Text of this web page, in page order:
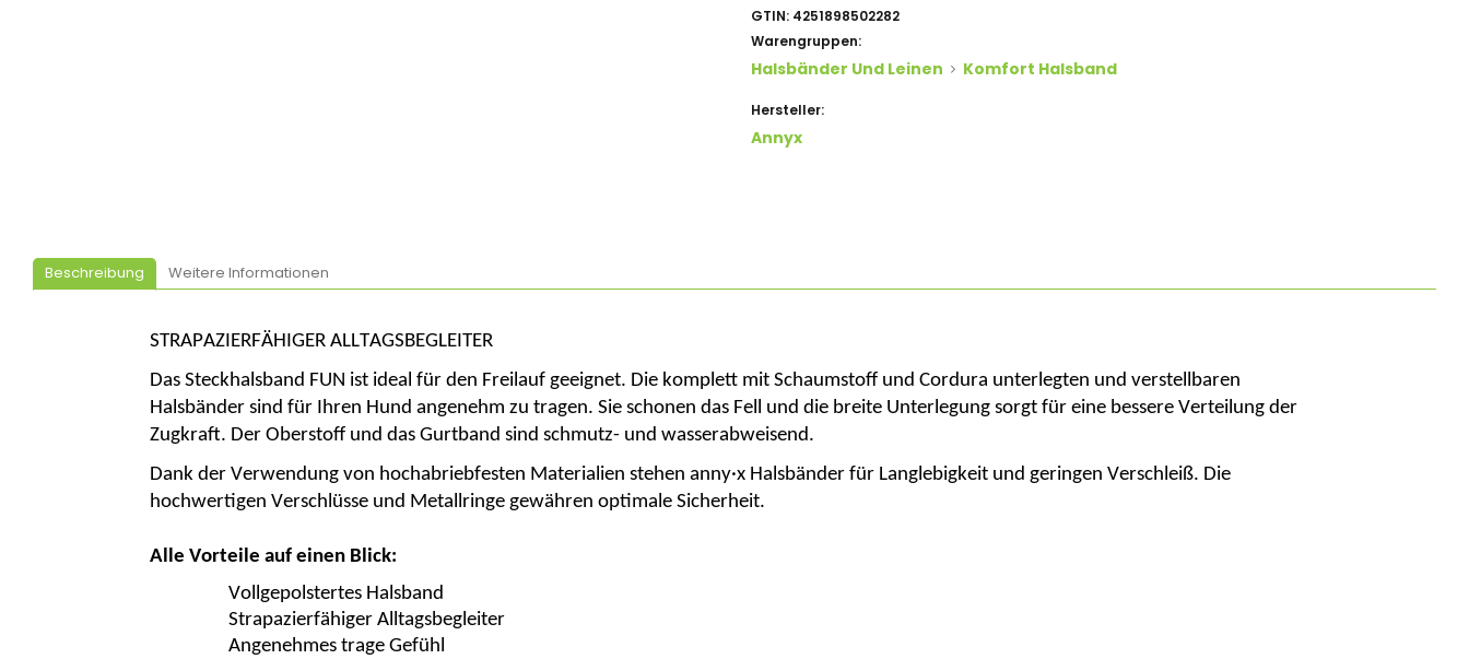
GTIN: 4251898502282
Warengruppen:
Halsbänder Und Leinen Komfort Halsband
Hersteller:
Annyx
Beschreibung Weitere Informationen
STRAPAZIERFÄHIGER ALLTAGSBEGLEITER
Das Steckhalsband FUN ist ideal für den Freilauf geeignet. Die komplett mit Schaumstoff und Cordura unterlegten und verstellbaren
Halsbänder sind für Ihren Hund angenehm zu tragen. Sie schonen das Fell und die breite Unterlegung sorgt für eine bessere Verteilung der
Zugkraft. Der Oberstoff und das Gurtband sind schmutz- und wasserabweisend.
Dank der Verwendung von hochabriebfesten Materialien stehen anny·x Halsbänder für Langlebigkeit und geringen Verschleiß. Die
hochwertigen Verschlüsse und Metallringe gewähren optimale Sicherheit.
Alle Vorteile auf einen Blick:
Vollgepolstertes Halsband
Strapazierfähiger Alltagsbegleiter
Angenehmes trage Gefühl